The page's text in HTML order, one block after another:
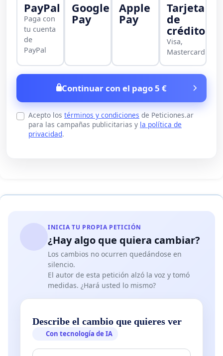
PayPal
Paga con
tu cuenta
de
PayPal
Google
Pay
Apple
Pay
Tarjeta
de
crédito
Visa,
Mastercard
Continuar con el pago 5 €
Acepto los términos y condiciones de Peticiones.ar
para las campañas publicitarias y la política de
privacidad.
INICIA TU PROPIA PETICIÓN
¿Hay algo que quiera cambiar?
Los cambios no ocurren quedándose en
silencio.
El autor de esta petición alzó la voz y tomó
medidas. ¿Hará usted lo mismo?
Describe el cambio que quieres ver
Con tecnología de IA